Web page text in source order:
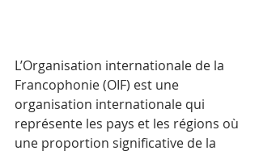
L’Organisation internationale de la
Francophonie (OIF) est une
organisation internationale qui
représente les pays et les régions où
une proportion significative de la